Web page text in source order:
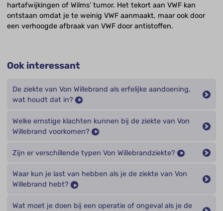
hartafwijkingen of Wilms’ tumor. Het tekort aan VWF kan
ontstaan omdat je te weinig VWF aanmaakt, maar ook door
een verhoogde afbraak van VWF door antistoffen.
Ook interessant
De ziekte van Von Willebrand als erfelijke aandoening,
wat houdt dat in?
Welke ernstige klachten kunnen bij de ziekte van Von
Willebrand voorkomen?
Zijn er verschillende typen Von Willebrandziekte?
Waar kun je last van hebben als je de ziekte van Von
Willebrand hebt?
Wat moet je doen bij een operatie of ongeval als je de